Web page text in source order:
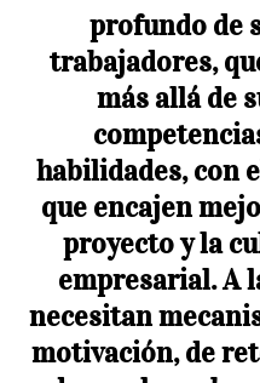
profundo de
trabajadores,
más allá de
habilidades, con
que encajen
proyecto y la
empresarial. A
necesitan
motivación, de